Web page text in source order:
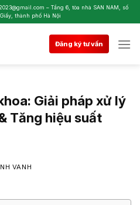
– Tầng 6, tòa nhà SAN NAM, số
thành phố Hà Nội
Đăng ký tư vấn
Giải pháp xử lý
Tăng hiệu suất
VANH